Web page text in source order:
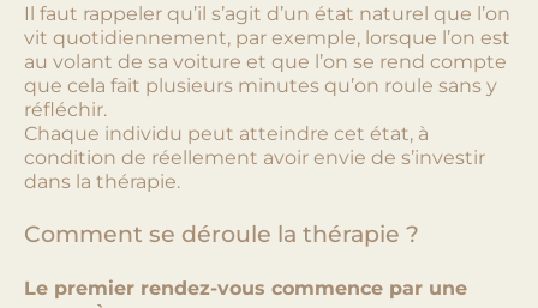
Il faut rappeler qu’il s’agit d’un état naturel que l’on
vit quotidiennement, par exemple, lorsque l’on est
au volant de sa voiture et que l’on se rend compte
que cela fait plusieurs minutes qu’on roule sans y
réfléchir.
Chaque individu peut atteindre cet état, à
condition de réellement avoir envie de s’investir
dans la thérapie.
Comment se déroule la thérapie ?
Le premier rendez-vous commence par une